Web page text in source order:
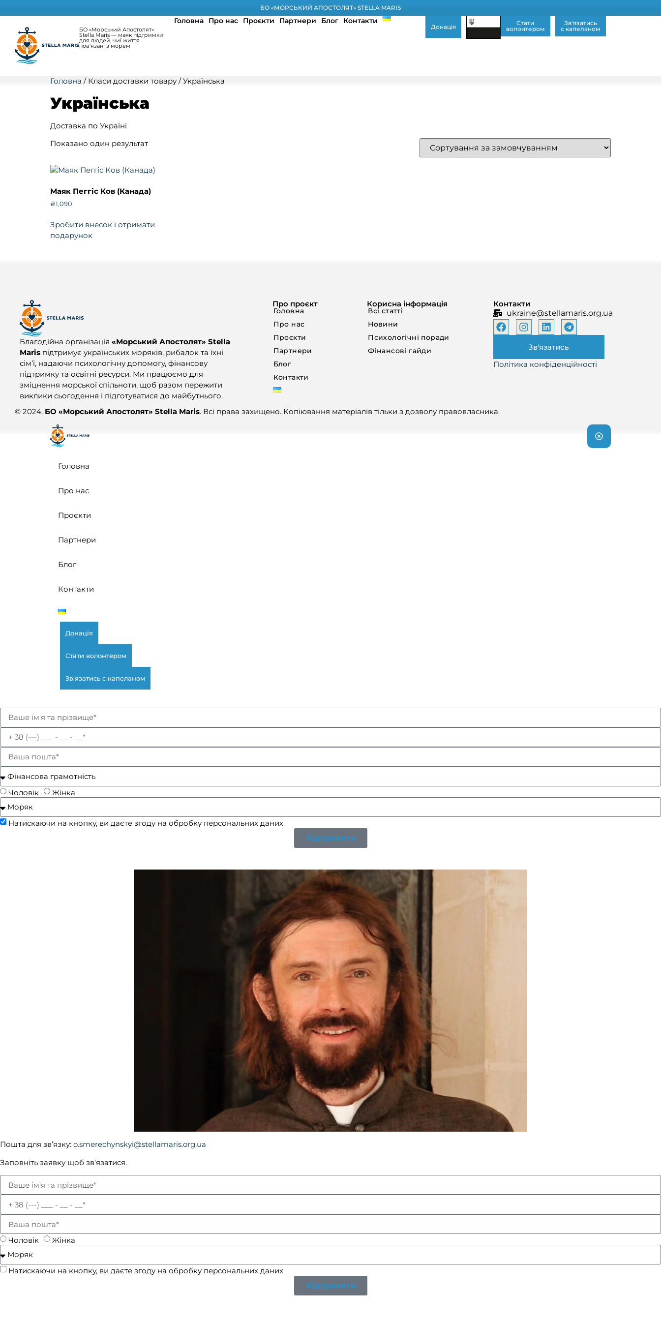
БО «МОРСЬКИЙ АПОСТОЛЯТ» STELLA MARIS
БО «Морський Апостолят»
Stella Maris — маяк підтримки
для людей, чиї життя
пов'язані з морем
Головна Про нас Проєкти Партнери Блог Контакти
Донація
Стати
волонтером
Зв'язатись
с капеланом
Головна / Класи доставки товару / Українська
Українська
Доставка по Україні
Показано один результат
Маяк Пеггіс Ков (Канада)
₴1,090
Зробити внесок і отримати
подарунок
Благодійна організація «Морський Апостолят» Stella
Maris підтримує українських моряків, рибалок та їхні
сім’ї, надаючи психологічну допомогу, фінансову
підтримку та освітні ресурси. Ми працюємо для
зміцнення морської спільноти, щоб разом пережити
виклики сьогодення і підготуватися до майбутнього.
Про проєкт
Головна
Про нас
Проєкти
Партнери
Блог
Контакти
Корисна інформація
Всі статті
Новини
Психологічні поради
Фінансові гайди
Контакти
ukraine@stellamaris.org.ua
Зв'язатись
Політика конфіденційності
© 2024, БО «Морський Апостолят» Stella Maris. Всі права захищено. Копіювання матеріалів тільки з дозволу правовласника.
Головна
Про нас
Проєкти
Партнери
Блог
Контакти
Донація
Стати волонтером
Зв'язатись с капеланом
Чоловік Жінка
Натискаючи на кнопку, ви даєте згоду на обробку персональних даних
Відправити
Пошта для зв’язку: o.smerechynskyi@stellamaris.org.ua
Заповніть заявку щоб зв’язатися.
Чоловік Жінка
Натискаючи на кнопку, ви даєте згоду на обробку персональних даних
Відправити